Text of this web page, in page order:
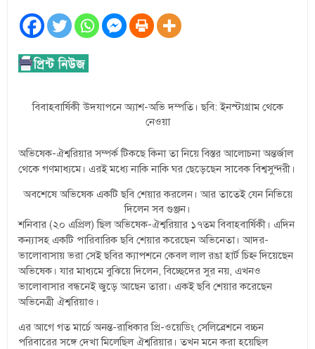
বিবাহবার্ষিকী উদযাপনে অ্যাশ-অভি দম্পতি। ছবি: ইনস্টাগ্রাম থেকে
নেওয়া
অভিষেক-ঐশ্বরিয়ার সম্পর্ক টিকছে কিনা তা নিয়ে বিস্তর আলোচনা অন্তর্জাল
থেকে গণমাধ্যমে। এরই মধ্যে নাকি নাকি ঘর ছেড়েছেন সাবেক বিশ্বসুন্দরী।
অবশেষে অভিষেক একটি ছবি শেয়ার করলেন। আর তাতেই যেন নিভিয়ে
দিলেন সব গুঞ্জন।
শনিবার (২০ এপ্রিল) ছিল অভিষেক-ঐশ্বরিয়ার ১৭তম বিবাহবার্ষিকী। এদিন
কন্যাসহ একটি পারিবারিক ছবি শেয়ার করেছেন অভিনেতা। আদর-
ভালোবাসায় ভরা সেই ছবির ক্যাপশনে কেবল লাল রঙা হার্ট চিহ্ন দিয়েছেন
অভিষেক। যার মাধ্যমে বুঝিয়ে দিলেন, বিচ্ছেদের সুর নয়, এখনও
ভালোবাসার বন্ধনেই জুড়ে আছেন তারা। একই ছবি শেয়ার করেছেন
অভিনেত্রী ঐশ্বরিয়াও।
এর আগে গত মার্চে অনন্ত-রাধিকার প্রি-ওয়েডিং সেলিব্রেশনে বচ্চন
পরিবারের সঙ্গে দেখা মিলেছিল ঐশ্বরিয়ার। তখন মনে করা হয়েছিল